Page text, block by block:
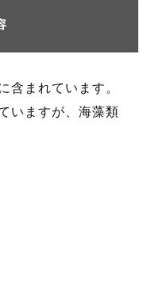
含まれています。
いますが、海藻類